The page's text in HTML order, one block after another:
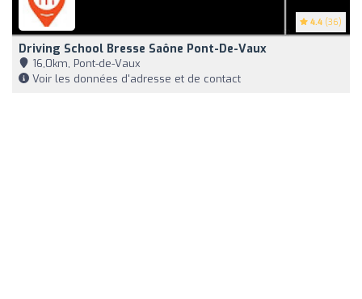
4.4 (36)
Driving School Bresse Saône Pont-De-Vaux
16,0km, Pont-de-Vaux
Voir les données d'adresse et de contact